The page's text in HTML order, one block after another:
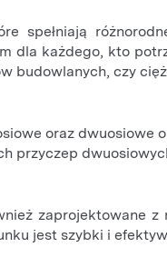
spełniają
dla każdego, kto
budowlanych, czy
oraz dwuosiowe
przyczep
zaprojektowane
jest szybki i